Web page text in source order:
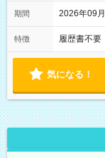
期間 2026年09
特徴 履歴書不要
気になる！